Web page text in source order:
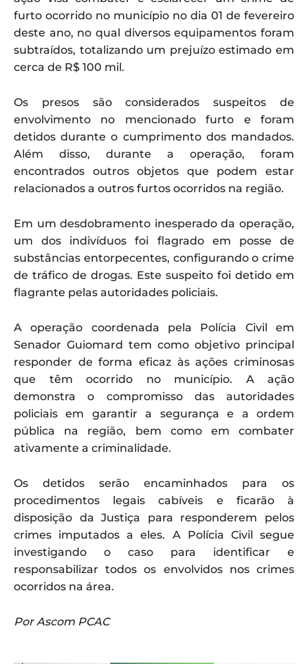
furto ocorrido no município no dia 01 de fevereiro
deste ano, no qual diversos equipamentos foram
subtraídos, totalizando um prejuízo estimado em
cerca de R$ 100 mil.
Os presos são considerados suspeitos de
envolvimento no mencionado furto e foram
detidos durante o cumprimento dos mandados.
Além disso, durante a operação, foram
encontrados outros objetos que podem estar
relacionados a outros furtos ocorridos na região.
Em um desdobramento inesperado da operação,
um dos indivíduos foi flagrado em posse de
substâncias entorpecentes, configurando o crime
de tráfico de drogas. Este suspeito foi detido em
flagrante pelas autoridades policiais.
A operação coordenada pela Polícia Civil em
Senador Guiomard tem como objetivo principal
responder de forma eficaz às ações criminosas
que têm ocorrido no município. A ação
demonstra o compromisso das autoridades
policiais em garantir a segurança e a ordem
pública na região, bem como em combater
ativamente a criminalidade.
Os detidos serão encaminhados para os
procedimentos legais cabíveis e ficarão à
disposição da Justiça para responderem pelos
crimes imputados a eles. A Polícia Civil segue
investigando o caso para identificar e
responsabilizar todos os envolvidos nos crimes
ocorridos na área.
Por Ascom PCAC